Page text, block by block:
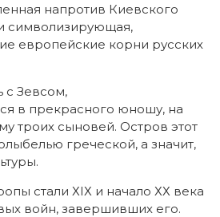
напротив Киевского
символизирующая,
европейские корни русских
с Зевсом,
в прекрасного юношу, на
троих сыновей. Остров этот
греческой, а значит,
стали ХIХ и начало ХХ века
войн, завершивших его.